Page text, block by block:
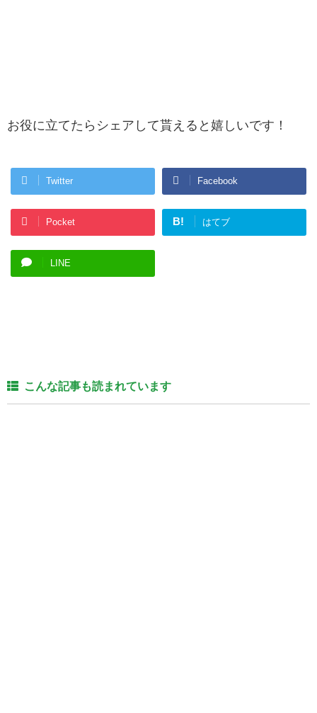
お役に立てたらシェアして貰えると嬉しいです！
Twitter Facebook
Pocket B! はてブ
LINE
こんな記事も読まれています